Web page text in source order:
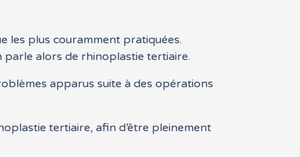
les plus couramment pratiquées.
parle alors de rhinoplastie tertiaire.
apparus suite à des opérations
tertiaire, afin d’être pleinement